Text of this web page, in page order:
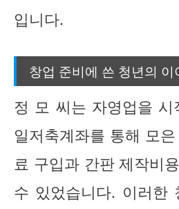
입니다.
창업 준비에 쓴 청년의 이
정 모 씨는 자영업을 시
일저축계좌를 통해 모
료 구입과 간판 제작비
수 있었습니다. 이러한